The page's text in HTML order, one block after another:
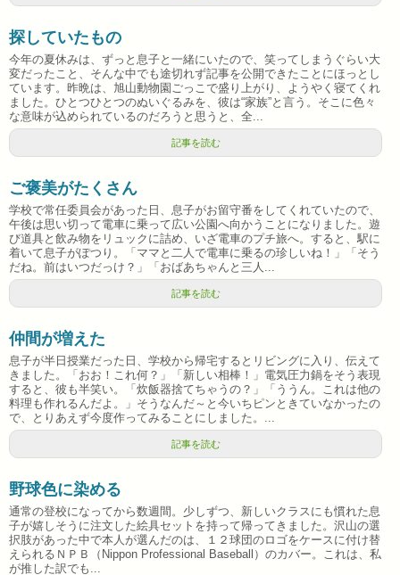
探していたもの
今年の夏休みは、ずっと息子と一緒にいたので、笑ってしまうぐらい大
変だったこと、そんな中でも途切れず記事を公開できたことにほっとし
ています。昨晩は、旭山動物園ごっこで盛り上がり、ようやく寝てくれ
ました。ひとつひとつのぬいぐるみを、彼は“家族”と言う。そこに色々
な意味が込められているのだろうと思うと、全...
記事を読む
ご褒美がたくさん
学校で常任委員会があった日、息子がお留守番をしてくれていたので、
午後は思い切って電車に乗って広い公園へ向かうことになりました。遊
び道具と飲み物をリュックに詰め、いざ電車のプチ旅へ。すると、駅に
着いて息子がぽつり。「ママと二人で電車に乗るの珍しいね！」「そう
だね。前はいつだっけ？」「おばあちゃんと三人...
記事を読む
仲間が増えた
息子が半日授業だった日、学校から帰宅するとリビングに入り、伝えて
きました。「おお！これ何？」「新しい相棒！」電気圧力鍋をそう表現
すると、彼も半笑い。「炊飯器捨てちゃうの？」「ううん。これは他の
料理も作れるんだよ。」そうなんだ～と今いちピンときていなかったの
で、とりあえず今度作ってみることにしました。...
記事を読む
野球色に染める
通常の登校になってから数週間。少しずつ、新しいクラスにも慣れた息
子が嬉しそうに注文した絵具セットを持って帰ってきました。沢山の選
択肢があった中で本人が選んだのは、１２球団のロゴをケースに付け替
えられるＮＰＢ（Nippon Professional Baseball）のカバー。これは、私
が推した訳でも...